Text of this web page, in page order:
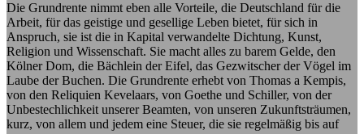
Die Grundrente nimmt eben alle Vorteile, die Deutschland für die
Arbeit, für das geistige und gesellige Leben bietet, für sich in
Anspruch, sie ist die in Kapital verwandelte Dichtung, Kunst,
Religion und Wissenschaft. Sie macht alles zu barem Gelde, den
Kölner Dom, die Bächlein der Eifel, das Gezwitscher der Vögel im
Laube der Buchen. Die Grundrente erhebt von Thomas a Kempis,
von den Reliquien Kevelaars, von Goethe und Schiller, von der
Unbestechlichkeit unserer Beamten, von unseren Zukunftsträumen,
kurz, von allem und jedem eine Steuer, die sie regelmäßig bis auf